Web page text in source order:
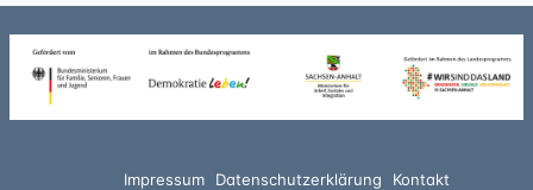
Impressum Datenschutzerklärung Kontakt